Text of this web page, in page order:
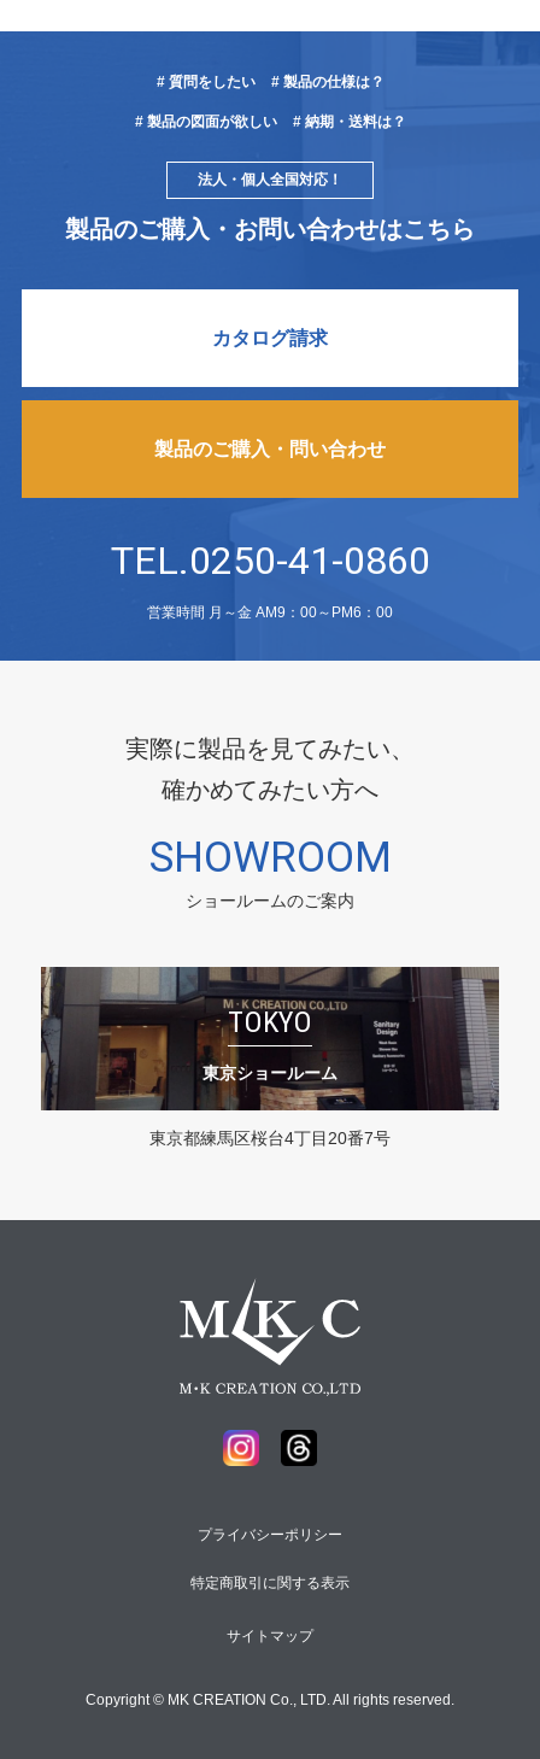
# 質問をしたい # 製品の仕様は？
# 製品の図面が欲しい # 納期・送料は？
法人・個人全国対応！
製品のご購入・お問い合わせはこちら
カタログ請求
製品のご購入・問い合わせ
TEL.0250-41-0860
営業時間 月～金 AM9：00～PM6：00
実際に製品を見てみたい、
確かめてみたい方へ
SHOWROOM
ショールームのご案内
TOKYO
東京ショールーム
東京都練馬区桜台4丁目20番7号
プライバシーポリシー
特定商取引に関する表示
サイトマップ
Copyright © MK CREATION Co., LTD. All rights reserved.